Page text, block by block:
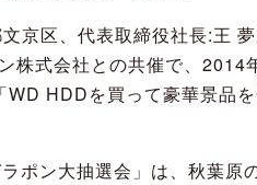
京区、代表取締役社長:王
株式会社との共催で、2014
HDDを買って豪華景品
ポン大抽選会」は、秋葉原